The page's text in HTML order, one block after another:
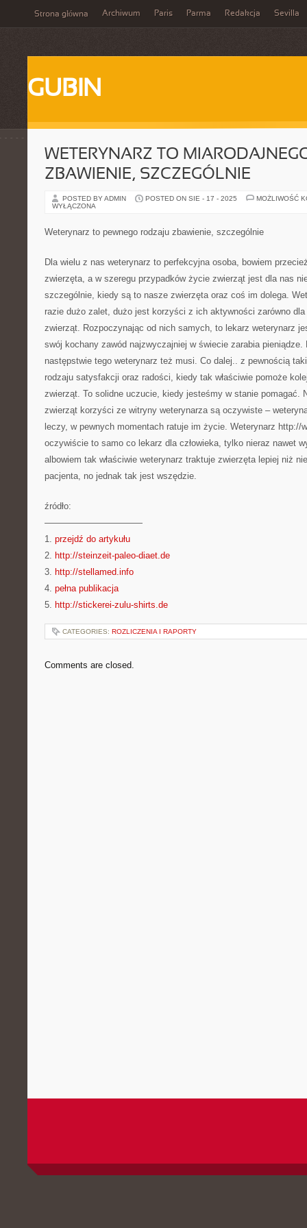
Strona główna Archiwum Paris Parma Redakcja Sevilla
GUBIN
WETERYNARZ TO
ZBAWIENIE, SZCZEGÓLNIE
POSTED BY ADMIN POSTED ON SIE - 17 - 2025
MOŻLIWOŚĆ
WYŁĄCZONA
Weterynarz to pewnego rodzaju zbawienie, szczególnie
Dla wielu z nas weterynarz to perfekcyjna osoba, bowiem
zwierzęta, a w szeregu przypadków życie zwierząt jest dla nas
szczególnie, kiedy są to nasze zwierzęta oraz coś im dolega.
razie dużo zalet, dużo jest korzyści z ich aktywności zarówno
zwierząt. Rozpoczynając od nich samych, to lekarz weterynarz
swój kochany zawód najzwyczajniej w świecie zarabia
następstwie tego weterynarz też musi. Co dalej.. z pewnością
rodzaju satysfakcji oraz radości, kiedy tak właściwie pomoże
zwierząt. To solidne uczucie, kiedy jesteśmy w stanie pomagać.
zwierząt korzyści ze witryny weterynarza są oczywiste –
leczy, w pewnych momentach ratuje im życie. Weterynarz http://
oczywiście to samo co lekarz dla człowieka, tylko nieraz nawet
albowiem tak właściwie weterynarz traktuje zwierzęta lepiej niż
pacjenta, no jednak tak jest wszędzie.
źródło:
———————————
1. przejdź do artykułu
2. http://steinzeit-paleo-diaet.de
3. http://stellamed.info
4. pełna publikacja
5. http://stickerei-zulu-shirts.de
CATEGORIES: ROZLICZENIA I RAPORTY
Comments are closed.